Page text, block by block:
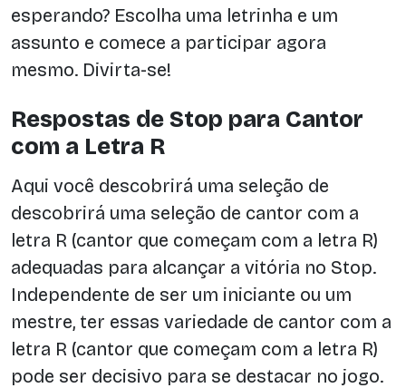
esperando? Escolha uma letrinha e um
assunto e comece a participar agora
mesmo. Divirta-se!
Respostas de Stop para Cantor
com a Letra R
Aqui você descobrirá uma seleção de
descobrirá uma seleção de cantor com a
letra R (cantor que começam com a letra R)
adequadas para alcançar a vitória no Stop.
Independente de ser um iniciante ou um
mestre, ter essas variedade de cantor com a
letra R (cantor que começam com a letra R)
pode ser decisivo para se destacar no jogo.